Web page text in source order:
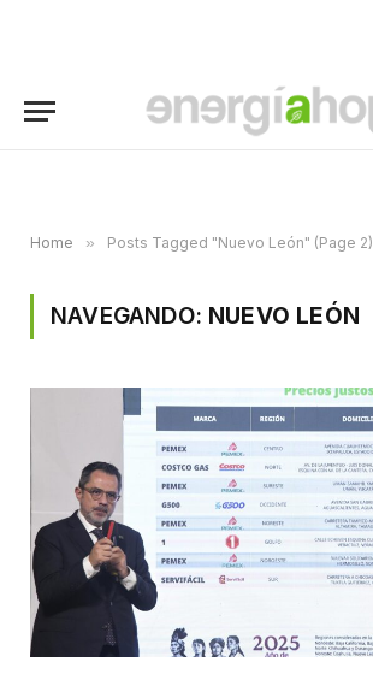
Home » Posts Tagged "Nuevo León" (Page 2)
NAVEGANDO: NUEVO LEÓN